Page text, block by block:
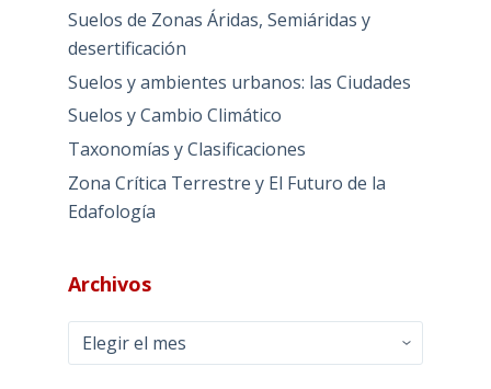
Suelos de Zonas Áridas, Semiáridas y
desertificación
Suelos y ambientes urbanos: las Ciudades
Suelos y Cambio Climático
Taxonomías y Clasificaciones
Zona Crítica Terrestre y El Futuro de la
Edafología
Archivos
Archivos